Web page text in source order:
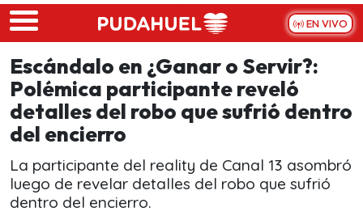
Skip to main content
EN VIVO
Escándalo en ¿Ganar o Servir?:
Polémica participante reveló
detalles del robo que sufrió dentro
del encierro
La participante del reality de Canal 13 asombró
luego de revelar detalles del robo que sufrió
dentro del encierro.